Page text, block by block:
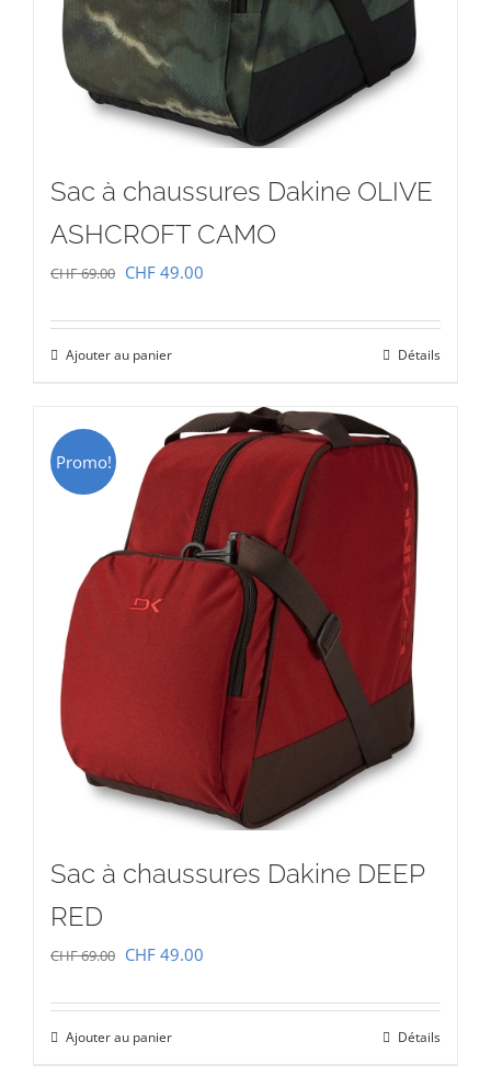
Sac à chaussures Dakine OLIVE
ASHCROFT CAMO
CHF69.00 Le
initial
était :
CHF 49.00
actuel
CHF 49.00.
Ajouter au panier Détails
Promo!
Sac à chaussures Dakine DEEP
RED
CHF69.00 Le
initial
était :
CHF 49.00
actuel
Ajouter au panier Détails